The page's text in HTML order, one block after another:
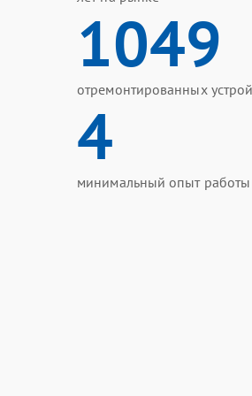
1049
отремонтированных
4
минимальный опыт работы